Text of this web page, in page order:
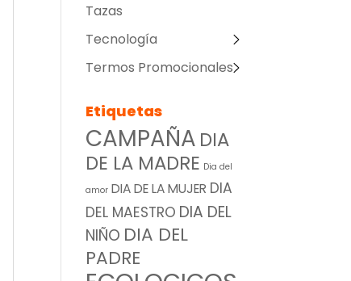
Tazas
Tecnología
Termos Promocionales
Etiquetas
CAMPAÑA DIA
DE LA MADRE Dia del
amor DIA DE LA MUJER DIA
DEL MAESTRO DIA DEL
NIÑO DIA DEL
PADRE